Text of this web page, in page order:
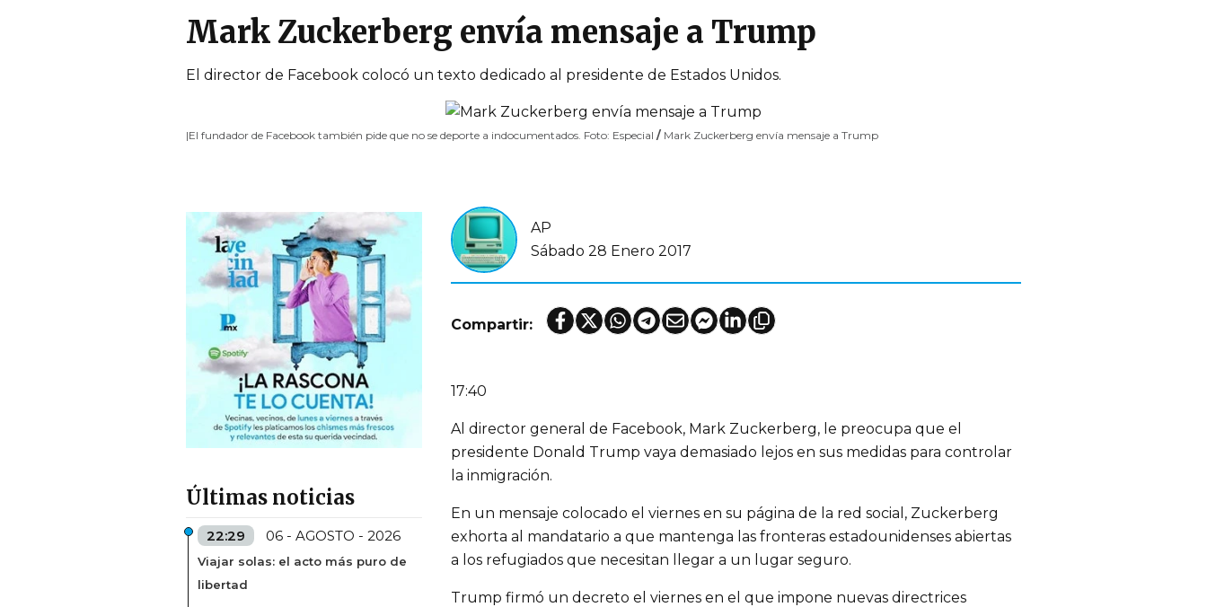
|El fundador de Facebook también pide que no se deporte a indocumentados. Foto: Especial / Mark Zuckerberg envía mensaje a Trump
Mark Zuckerberg envía mensaje a Trump
El director de Facebook colocó un texto dedicado al presidente de Estados Unidos.
Últimas noticias
22:29 06 - AGOSTO - 2026
Viajar solas: el acto más puro de
libertad
AP
Sábado 28 Enero 2017
Compartir:
17:40
Al director general de Facebook, Mark Zuckerberg, le preocupa que el
presidente Donald Trump vaya demasiado lejos en sus medidas para controlar
la inmigración.
En un mensaje colocado el viernes en su página de la red social, Zuckerberg
exhorta al mandatario a que mantenga las fronteras estadounidenses abiertas
a los refugiados que necesitan llegar a un lugar seguro.
Trump firmó un decreto el viernes en el que impone nuevas directrices